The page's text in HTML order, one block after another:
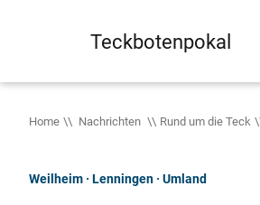
Teckbotenpokal
Home Nachrichten Rund um die Teck
Weilheim · Lenningen · Umland